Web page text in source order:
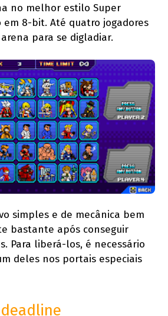
no melhor estilo Super
em 8-bit. Até quatro jogadores
para se digladiar.
simples e de mecânica bem
bastante após conseguir
Para liberá-los, é necessário
deles nos portais especiais